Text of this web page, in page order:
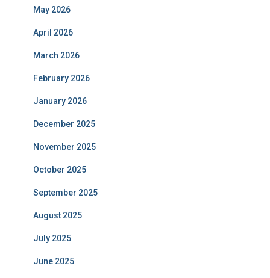
May 2026
April 2026
March 2026
February 2026
January 2026
December 2025
November 2025
October 2025
September 2025
August 2025
July 2025
June 2025